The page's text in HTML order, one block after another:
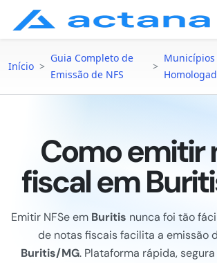
Início >
Guia Completo de
Emissão de NFS
>
Municípios
Como emitir
fiscal em
Emitir NFSe em Buritis nunca foi tão
de notas fiscais facilita a emissão
Buritis/MG. Plataforma rápida,